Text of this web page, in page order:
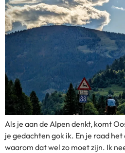
Als je aan de Alpen denkt, komt
je gedachten gok ik. En je raad
waarom dat wel zo moet zijn. Ik